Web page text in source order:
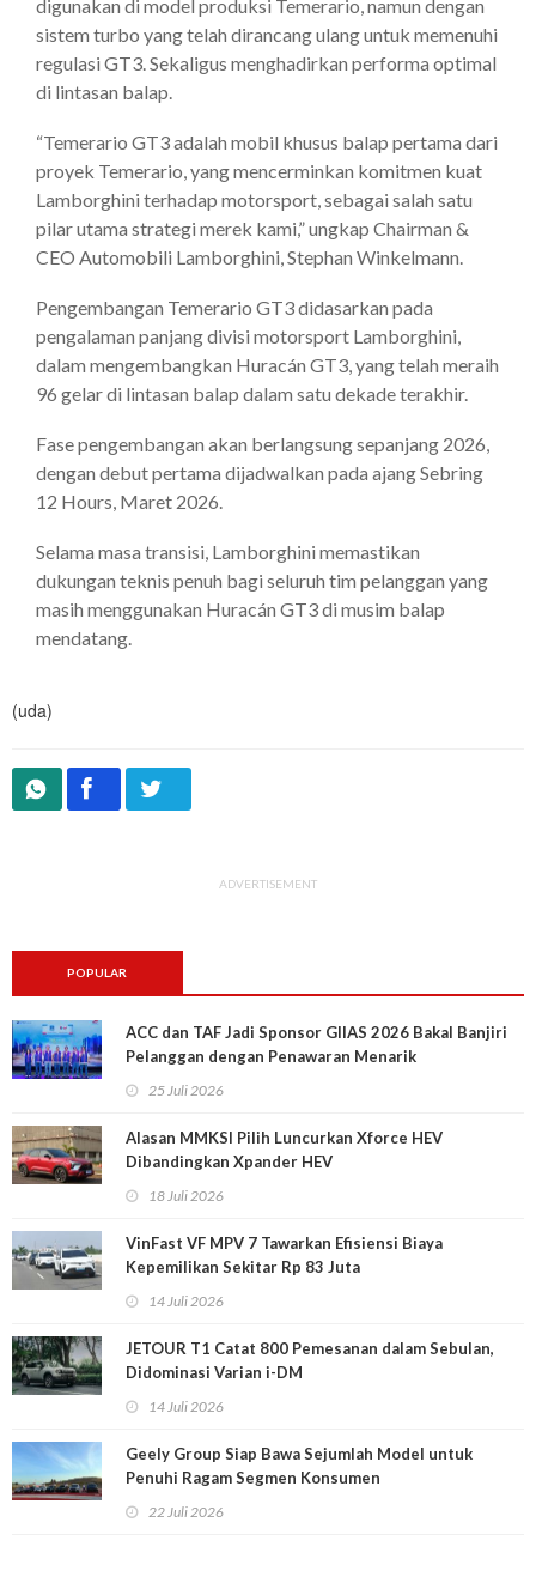
digunakan di model produksi Temerario, namun dengan
sistem turbo yang telah dirancang ulang untuk memenuhi
regulasi GT3. Sekaligus menghadirkan performa optimal
di lintasan balap.
“Temerario GT3 adalah mobil khusus balap pertama dari
proyek Temerario, yang mencerminkan komitmen kuat
Lamborghini terhadap motorsport, sebagai salah satu
pilar utama strategi merek kami,” ungkap Chairman &
CEO Automobili Lamborghini, Stephan Winkelmann.
Pengembangan Temerario GT3 didasarkan pada
pengalaman panjang divisi motorsport Lamborghini,
dalam mengembangkan Huracán GT3, yang telah meraih
96 gelar di lintasan balap dalam satu dekade terakhir.
Fase pengembangan akan berlangsung sepanjang 2026,
dengan debut pertama dijadwalkan pada ajang Sebring
12 Hours, Maret 2026.
Selama masa transisi, Lamborghini memastikan
dukungan teknis penuh bagi seluruh tim pelanggan yang
masih menggunakan Huracán GT3 di musim balap
mendatang.
(uda)
ADVERTISEMENT
POPULAR
ACC dan TAF Jadi Sponsor GIIAS 2026 Bakal Banjiri
Pelanggan dengan Penawaran Menarik
25 Juli 2026
Alasan MMKSI Pilih Luncurkan Xforce HEV
Dibandingkan Xpander HEV
18 Juli 2026
VinFast VF MPV 7 Tawarkan Efisiensi Biaya
Kepemilikan Sekitar Rp 83 Juta
14 Juli 2026
JETOUR T1 Catat 800 Pemesanan dalam Sebulan,
Didominasi Varian i-DM
14 Juli 2026
Geely Group Siap Bawa Sejumlah Model untuk
Penuhi Ragam Segmen Konsumen
22 Juli 2026